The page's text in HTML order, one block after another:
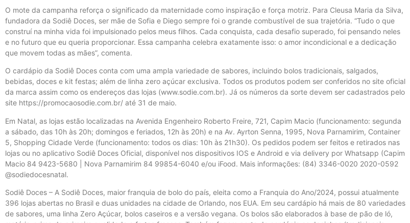
O mote da campanha reforça o significado da maternidade como inspiração e força motriz. Para Cleusa Maria da Silva,
fundadora da Sodiê Doces, ser mãe de Sofia e Diego sempre foi o grande combustível de sua trajetória. “Tudo o que
construí na minha vida foi impulsionado pelos meus filhos. Cada conquista, cada desafio superado, foi pensando neles
e no futuro que eu queria proporcionar. Essa campanha celebra exatamente isso: o amor incondicional e a dedicação
que movem todas as mães”, comenta.
O cardápio da Sodiê Doces conta com uma ampla variedade de sabores, incluindo bolos tradicionais, salgados,
bebidas, doces e kit festas; além de linha zero açúcar exclusiva. Todos os produtos podem ser conferidos no site oficial
da marca assim como os endereços das lojas (www.sodie.com.br). Já os números da sorte devem ser cadastrados pelo
site https://promocaosodie.com.br/ até 31 de maio.
Em Natal, as lojas estão localizadas na Avenida Engenheiro Roberto Freire, 721, Capim Macio (funcionamento: segunda
a sábado, das 10h às 20h; domingos e feriados, 12h às 20h) e na Av. Ayrton Senna, 1995, Nova Parnamirim, Container
5, Shopping Cidade Verde (funcionamento: todos os dias: 10h às 21h30). Os pedidos podem ser feitos e retirados nas
lojas ou no aplicativo Sodiê Doces Oficial, disponível nos dispositivos IOS e Android e via delivery por Whatsapp (Capim
Macio 84 9423-5680 | Nova Parnamirim 84 99854-6040 e/ou iFood. Mais informações: (84) 3346-0020 2020-0592
@sodiedocesnatal.
Sodiê Doces – A Sodiê Doces, maior franquia de bolo do país, eleita como a Franquia do Ano/2024, possui atualmente
396 lojas abertas no Brasil e duas unidades na cidade de Orlando, nos EUA. Em seu cardápio há mais de 80 variedades
de sabores, uma linha Zero Açúcar, bolos caseiros e a versão vegana. Os bolos são elaborados à base de pão de ló,